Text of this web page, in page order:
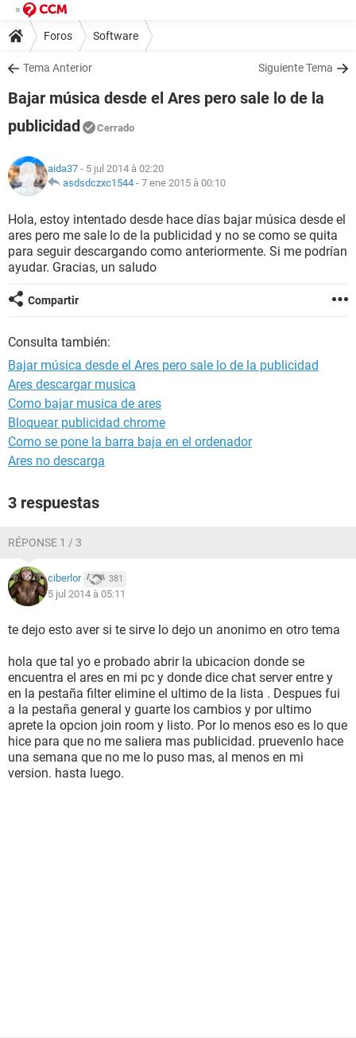
Foros Software
Tema Anterior Siguiente Tema
Bajar música desde el Ares pero sale lo de la
publicidad
Cerrado
aida37 - 5 jul 2014 à 02:20
asdsdczxc1544 - 7 ene 2015 à 00:10
Hola, estoy intentado desde hace días bajar música desde el
ares pero me sale lo de la publicidad y no se como se quita
para seguir descargando como anteriormente. Si me podrían
ayudar. Gracias, un saludo
Compartir
Consulta también:
Bajar música desde el Ares pero sale lo de la publicidad
Ares descargar musica
Como bajar musica de ares
Bloquear publicidad chrome
Como se pone la barra baja en el ordenador
Ares no descarga
3 respuestas
RÉPONSE 1 / 3
ciberlor 381
5 jul 2014 à 05:11
te dejo esto aver si te sirve lo dejo un anonimo en otro tema
hola que tal yo e probado abrir la ubicacion donde se
encuentra el ares en mi pc y donde dice chat server entre y
en la pestaña filter elimine el ultimo de la lista . Despues fui
a la pestaña general y guarte los cambios y por ultimo
aprete la opcion join room y listo. Por lo menos eso es lo que
hice para que no me saliera mas publicidad. pruevenlo hace
una semana que no me lo puso mas, al menos en mi
version. hasta luego.